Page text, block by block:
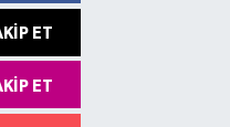
ET
ET